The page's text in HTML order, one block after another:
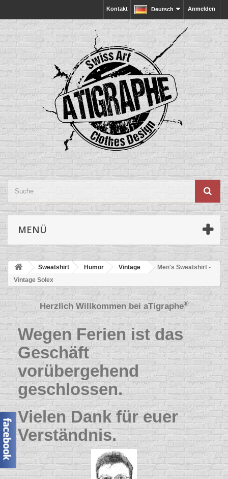
Anmelden
Deutsch
Kontakt
MENÜ
Sweatshirt Humor Vintage
Men's Sweatshirt -
Vintage Solex
Herzlich Willkommen beiaTigraphe®
Wegen Ferien ist das
Geschäft
vorübergehend
geschlossen.
Vielen Dank für euer
Verständnis.